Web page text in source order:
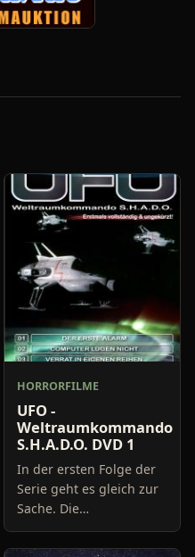
HORRORFILME
UFO -
Weltraumkommando
S.H.A.D.O. DVD 1
In der ersten Folge der
Serie geht es gleich zur
Sache. Die
Außerirdischen haben es
auf die Erde und ihre